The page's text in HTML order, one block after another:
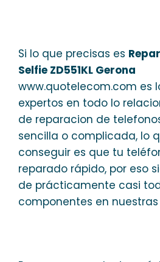
Si lo que precisas es
Selfie ZD551KL Gerona
www.quotelecom.com es
expertos en todo lo
de reparacion de
sencilla o complicada, lo
conseguir es que tu
reparado rápido, por eso
de prácticamente casi
componentes en